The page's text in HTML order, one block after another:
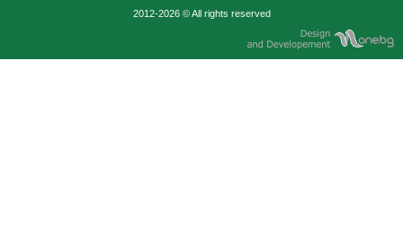
2012-2026 © All rights reserved